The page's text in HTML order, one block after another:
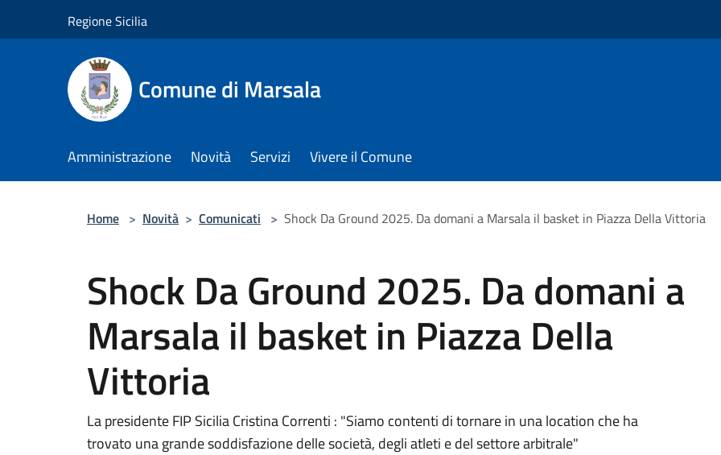
Regione Sicilia
Comune di Marsala
Amministrazione Novità Servizi Vivere il Comune
Home > Novità > Comunicati > Shock Da Ground 2025. Da domani a Marsala il basket in Piazza Della Vittoria
Shock Da Ground 2025. Da domani a
Marsala il basket in Piazza Della
Vittoria
La presidente FIP Sicilia Cristina Correnti : "Siamo contenti di tornare in una location che ha
trovato una grande soddisfazione delle società, degli atleti e del settore arbitrale"